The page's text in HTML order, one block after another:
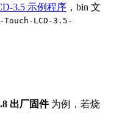
3.5 示例程序 ，bin 文
Touch-LCD-3.5-
出厂固件为例，若烧